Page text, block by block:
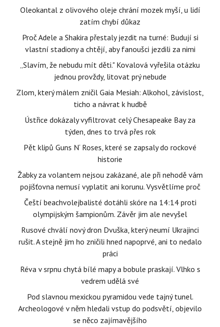
Oleokantal z olivového oleje chrání mozek myší, u lidí
zatím chybí důkaz
Proč Adele a Shakira přestaly jezdit na turné: Budují si
vlastní stadiony a chtějí, aby fanoušci jezdili za nimi
„Slavím, že nebudu mít děti." Kovalová vyřešila otázku
jednou provždy, litovat prý nebude
Zlom, který málem zničil Gaia Mesiah: Alkohol, závislost,
ticho a návrat k hudbě
Ústřice dokázaly vyfiltrovat celý Chesapeake Bay za
týden, dnes to trvá přes rok
Pět klipů Guns N‘ Roses, které se zapsaly do rockové
historie
Žabky za volantem nejsou zakázané, ale při nehodě vám
pojišťovna nemusí vyplatit ani korunu. Vysvětlíme proč
Čeští beachvolejbalisté dotáhli skóre na 14:14 proti
olympijským šampionům. Závěr jim ale nevyšel
Rusové chválí nový dron Dvuška, který neumí Ukrajinci
rušit. A stejně jim ho zničili hned napoprvé, ani to nedalo
práci
Réva v srpnu chytá bílé mapy a bobule praskají. Vlhko s
vedrem udělá své
Pod slavnou mexickou pyramidou vede tajný tunel.
Archeologové v něm hledali vstup do podsvětí, objevilo
se něco zajímavějšího